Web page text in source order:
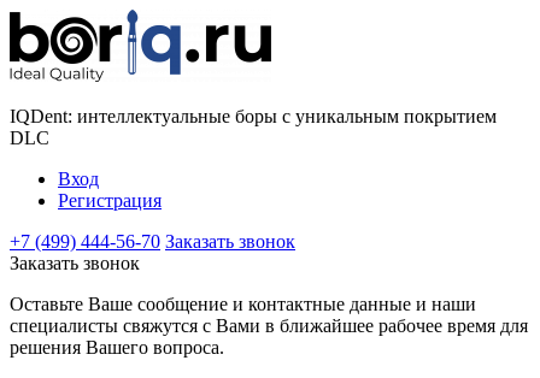
IQDent: интеллектуальные боры с уникальным покрытием
DLC
Вход
Регистрация
+7 (499) 444-56-70 Заказать звонок
Заказать звонок
Оставьте Ваше сообщение и контактные данные и наши
специалисты свяжутся с Вами в ближайшее рабочее время для
решения Вашего вопроса.